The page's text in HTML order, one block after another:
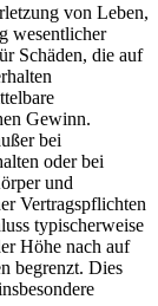
von Leben,
wesentlicher
Schäden, die auf
Gewinn.
bei
oder bei
und
Vertragspflichten
typischerweise
Höhe nach auf
begrenzt. Dies